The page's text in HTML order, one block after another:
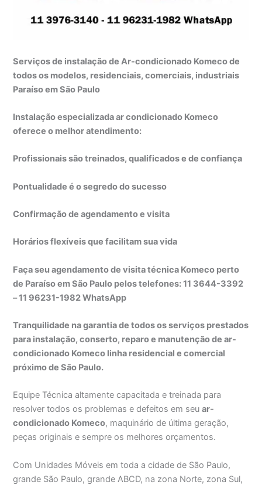
Serviços de instalação de Ar-condicionado Komeco de
todos os modelos, residenciais, comerciais, industriais
Paraíso em São Paulo
Instalação especializada ar condicionado Komeco
oferece o melhor atendimento:
Profissionais são treinados, qualificados e de confiança
Pontualidade é o segredo do sucesso
Confirmação de agendamento e visita
Horários flexíveis que facilitam sua vida
Faça seu agendamento de visita técnica Komeco perto
de Paraíso em São Paulo pelos telefones: 11 3644-3392
– 11 96231-1982 WhatsApp
Tranquilidade na garantia de todos os serviços prestados
para instalação, conserto, reparo e manutenção de ar-
condicionado Komeco linha residencial e comercial
próximo de São Paulo.
Equipe Técnica altamente capacitada e treinada para
resolver todos os problemas e defeitos em seuar-
condicionado Komeco, maquinário de última geração,
peças originais e sempre os melhores orçamentos.
Com Unidades Móveis em toda a cidade de São Paulo,
grande São Paulo, grande ABCD, na zona Norte, zona Sul,